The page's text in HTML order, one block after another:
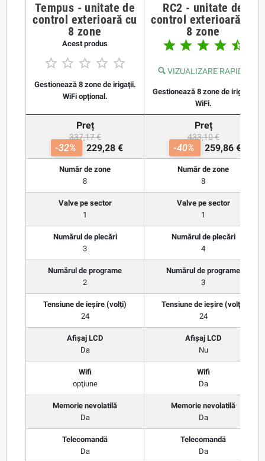
Tempus - unitate de
control exterioară cu
8 zone
Acest produs
    
Gestionează 8 zone de irigații.
WiFi opțional.
RC2 - unitate de
control exterioară cu
8 zone
    
VIZUALIZARE RAPIDĂ
Gestionează 8 zone de irigații.
WiFi.
Preț
337,17 €
-32% 229,28 €
Preț
433,10 €
-40% 259,86 €
Număr de zone
8
Număr de zone
8
Valve pe sector
1
Valve pe sector
1
Numărul de plecări
3
Numărul de plecări
4
Numărul de programe
2
Numărul de programe
3
Tensiune de ieșire (volți)
24
Tensiune de ieșire (volți)
24
Afișaj LCD
Da
Afișaj LCD
Nu
Wifi
opţiune
Wifi
Da
Memorie nevolatilă
Da
Memorie nevolatilă
Da
Telecomandă
Da
Telecomandă
Da